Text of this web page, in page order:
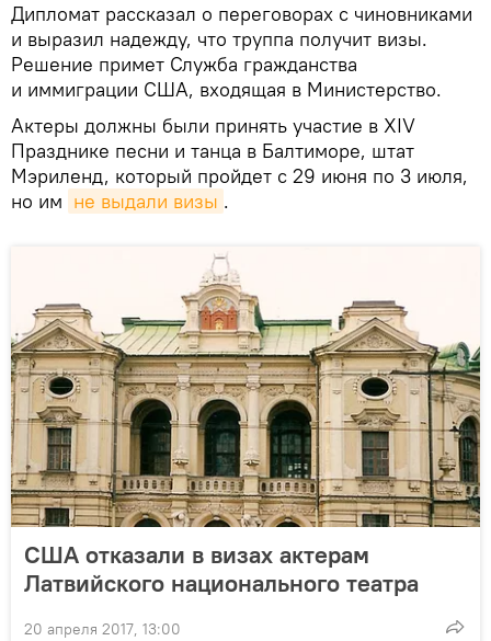
Дипломат рассказал о переговорах с чиновниками
и выразил надежду, что труппа получит визы.
Решение примет Служба гражданства
и иммиграции США, входящая в Министерство.
Актеры должны были принять участие в XIV
Празднике песни и танца в Балтиморе, штат
Мэриленд, который пройдет с 29 июня по 3 июля,
но им не выдали визы .
США отказали в визах актерам
Латвийского национального театра
20 апреля 2017, 13:00